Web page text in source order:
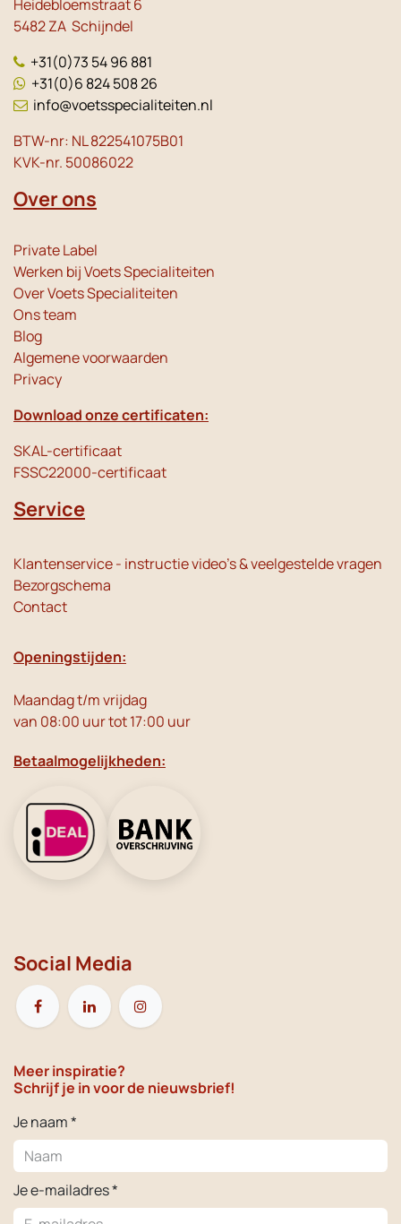
Heidebloemstraat 6
5482 ZA Schijndel
+31(0)73 54 96 881
+31(0)6 824 508 26
info@voetsspecialiteiten.nl
BTW-nr: NL 822541075B01
KVK-nr. 50086022
Over ons
Private Label
Werken bij Voets Specialiteiten
Over Voets Specialiteiten
Ons team
Blog
Algemene voorwaarden
Privacy
Download onze certificaten:
SKAL-certificaat
FSSC22000-certificaat
Service
Klantenservice - instructie video's & veelgestelde vragen
Bezorgschema
Contact
Openingstijden:
Maandag t/m vrijdag
van 08:00 uur tot 17:00 uur
Betaalmogelijkheden:
Social Media
Meer inspiratie?
Schrijf je in voor de nieuwsbrief!
Je naam *
Je e-mailadres *